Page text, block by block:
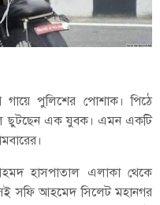
পুলিশের পোশাক। পিঠে
ছুটছেন এক যুবক। এমন একটি
হাসপাতাল এলাকা থেকে
সফি আহমেদ সিলেট মহানগর